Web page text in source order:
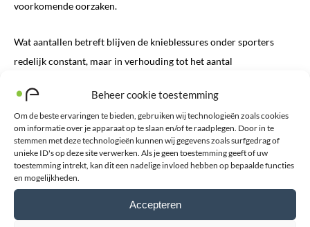
Beheer cookie toestemming
Om de beste ervaringen te bieden, gebruiken wij technologieën zoals cookies
om informatie over je apparaat op te slaan en/of te raadplegen. Door in te
stemmen met deze technologieën kunnen wij gegevens zoals surfgedrag of
unieke ID's op deze site verwerken. Als je geen toestemming geeft of uw
toestemming intrekt, kan dit een nadelige invloed hebben op bepaalde functies
en mogelijkheden.
Accepteren
voorkomende oorzaken.
Wat aantallen betreft blijven de knieblessures onder sporters
redelijk constant, maar in verhouding tot het aantal
toenemen. Een elastische kniebrace voor tijdens het skiën kan
ervoor zorgen dat uw knie minder snel pijnlijk en vermoeid zal
raken. Een rigide kniebrace kan echter ook voor een groot deel
bijdrage aan de preventie van een nieuwe blessure. Voor meer
informatie hebben wij ook deze